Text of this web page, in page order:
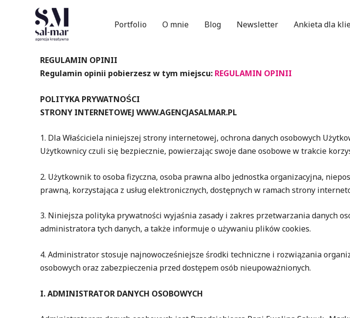
Portfolio O mnie Blog Newsletter Ankieta dla
REGULAMIN OPINII
Regulamin opinii pobierzesz w tym miejscu: REGULAMIN OPINII
POLITYKA PRYWATNOŚCI
STRONY INTERNETOWEJ WWW.AGENCJASALMAR.PL
1. Dla Właściciela niniejszej strony internetowej, ochrona danych osobowych
Użytkownicy czuli się bezpiecznie, powierzając swoje dane osobowe w trakcie
2. Użytkownik to osoba fizyczna, osoba prawna albo jednostka organizacyjna,
prawną, korzystająca z usług elektronicznych, dostępnych w ramach strony
3. Niniejsza polityka prywatności wyjaśnia zasady i zakres przetwarzania danych
administratora tych danych, a także informuje o używaniu plików cookies.
4. Administrator stosuje najnowocześniejsze środki techniczne i rozwiązania
osobowych oraz zabezpieczenia przed dostępem osób nieupoważnionych.
I. ADMINISTRATOR DANYCH OSOBOWYCH